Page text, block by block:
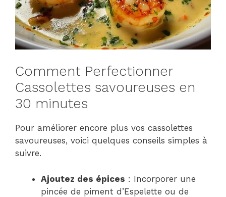
Comment Perfectionner
Cassolettes savoureuses en
30 minutes
Pour améliorer encore plus vos cassolettes
savoureuses, voici quelques conseils simples à
suivre.
Ajoutez des épices : Incorporer une
pincée de piment d’Espelette ou de